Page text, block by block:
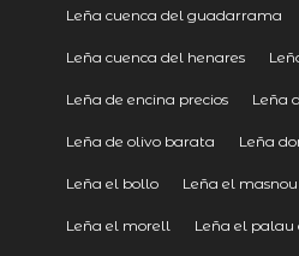
Leña cuenca del guadarrama
Leña cuenca del henares
Leña de encina precios Leña
Leña de olivo barata Leña
Leña el bollo Leña el masnou
Leña el morell Leña el palau